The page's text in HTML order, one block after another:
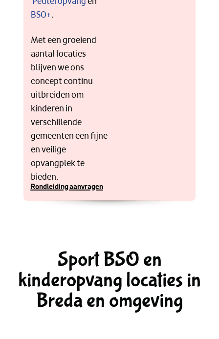
BSO+.
Met een groeiend
aantal locaties
blijven we ons
concept continu
uitbreiden om
kinderen in
verschillende
gemeenten een fijne
en veilige
opvangplek te
bieden.
Rondleiding aanvragen
Sport BSO en
kinderopvang locaties in
Breda en omgeving